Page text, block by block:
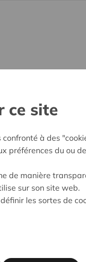
ce site
à des
préférences du ou
de manière
sur son site web.
les sortes de